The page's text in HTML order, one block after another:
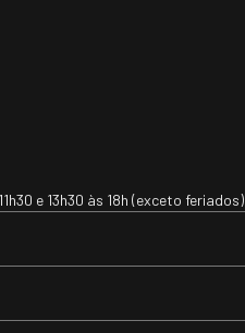
e 13h30 às 18h (exceto feriados)